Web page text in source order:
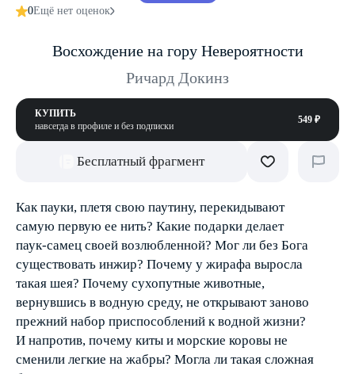
0Ещё нет оценок
Восхождение на гору Невероятности
Ричард Докинз
КУПИТЬ
навсегда в профиле и без подписки
549 ₽
Бесплатный фрагмент
Как пауки, плетя свою паутину, перекидывают
самую первую ее нить? Какие подарки делает
паук-самец своей возлюбленной? Мог ли без Бога
существовать инжир? Почему у жирафа выросла
такая шея? Почему сухопутные животные,
вернувшись в водную среду, не открывают заново
прежний набор приспособлений к водной жизни?
И напротив, почему киты и морские коровы не
сменили легкие на жабры? Могла ли такая сложная